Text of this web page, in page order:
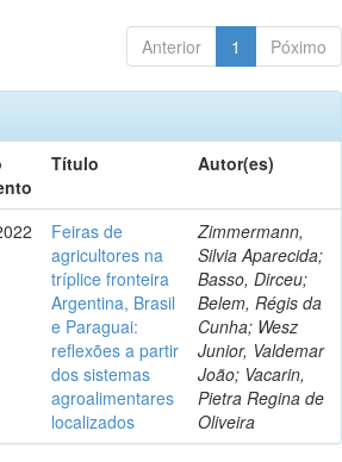
Anterior 1 Póximo
Título Autor(es)
Feiras de
agricultores na
tríplice fronteira
Argentina, Brasil
e Paraguai:
reflexões a partir
dos sistemas
agroalimentares
localizados
Zimmermann,
Silvia Aparecida;
Basso, Dirceu;
Belem, Régis da
Cunha; Wesz
Junior, Valdemar
João; Vacarin,
Pietra Regina de
Oliveira